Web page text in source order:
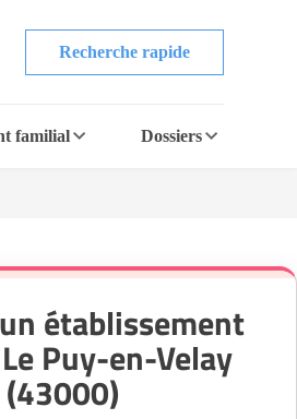
Recherche rapide
familial Dossiers
établissement
Puy-en-Velay
(43000)